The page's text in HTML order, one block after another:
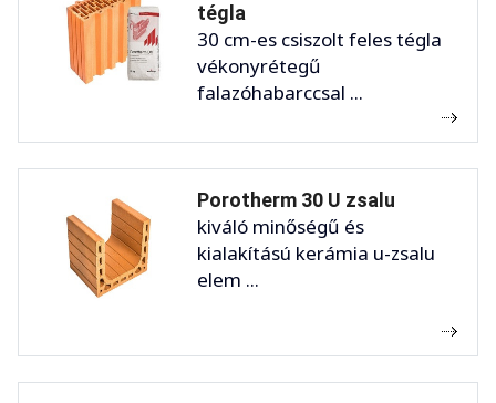
tégla
30 cm-es csiszolt feles tégla
vékonyrétegű
falazóhabarccsal ...
Porotherm 30 U zsalu
kiváló minőségű és
kialakítású kerámia u-zsalu
elem ...